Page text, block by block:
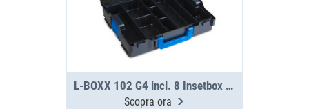
L-BOXX 102 G4 incl. 8 Insetbox H63
Scopra ora